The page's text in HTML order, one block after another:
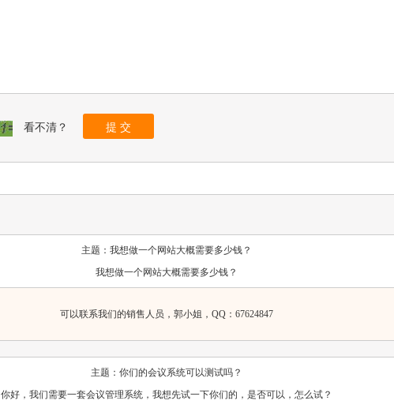
看不清？
主题： 我想做一个网站大概需要多少钱？
我想做一个网站大概需要多少钱？
可以联系我们的销售人员，郭小姐，QQ：67624847
主题： 你们的会议系统可以测试吗？
你好，我们需要一套会议管理系统，我想先试一下你们的，是否可以，怎么试？